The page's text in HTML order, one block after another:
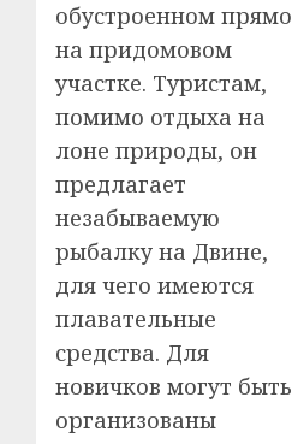
обустроенном прямо
на придомовом
участке. Туристам,
помимо отдыха на
лоне природы, он
предлагает
незабываемую
рыбалку на Двине,
для чего имеются
плавательные
средства. Для
новичков могут быть
организованы